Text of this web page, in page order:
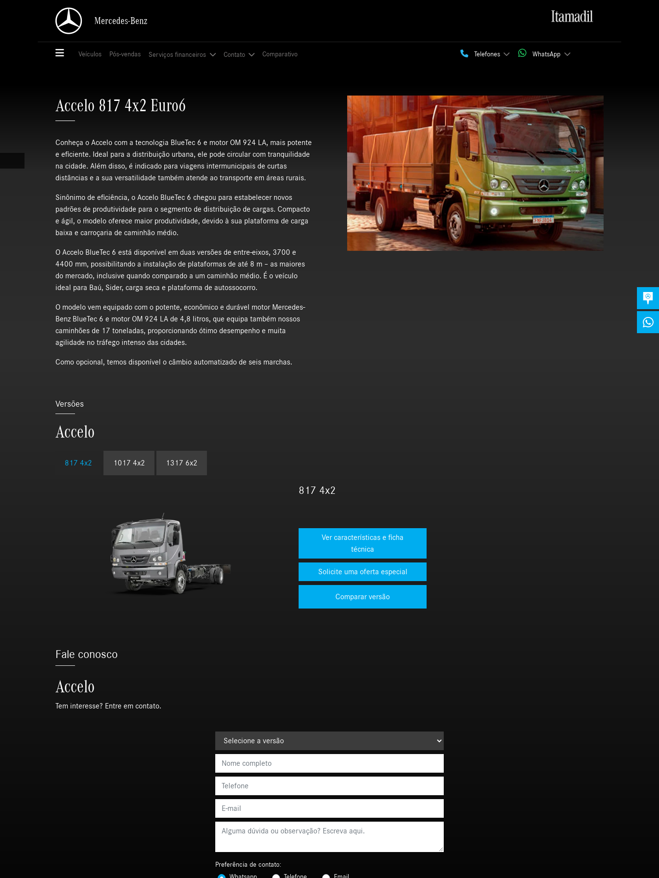
Mercedes-Benz
Veículos Pós-vendas Serviços financeiros Contato Comparativo Telefones WhatsApp
Accelo 817 4x2 Euro6
Conheça o Accelo com a tecnologia BlueTec 6 e motor OM 924 LA, mais potente
e eficiente. Ideal para a distribuição urbana, ele pode circular com tranquilidade
na cidade. Além disso, é indicado para viagens intermunicipais de curtas
distâncias e a sua versatilidade também atende ao transporte em áreas rurais.
Sinônimo de eficiência, o Accelo BlueTec 6 chegou para estabelecer novos
padrões de produtividade para o segmento de distribuição de cargas. Compacto
e ágil, o modelo oferece maior produtividade, devido à sua plataforma de carga
baixa e carroçaria de caminhão médio.
O Accelo BlueTec 6 está disponível em duas versões de entre-eixos, 3700 e
4400 mm, possibilitando a instalação de plataformas de até 8 m – as maiores
do mercado, inclusive quando comparado a um caminhão médio. É o veículo
ideal para Baú, Sider, carga seca e plataforma de autossocorro.
O modelo vem equipado com o potente, econômico e durável motor Mercedes-
Benz BlueTec 6 e motor OM 924 LA de 4,8 litros, que equipa também nossos
caminhões de 17 toneladas, proporcionando ótimo desempenho e muita
agilidade no tráfego intenso das cidades.
Como opcional, temos disponível o câmbio automatizado de seis marchas.
Versões
Accelo
817 4x2 1017 4x2 1317 6x2
817 4x2
Ver características e ficha
técnica
Comparar versão
Fale conosco
Accelo
Tem interesse? Entre em contato.
Preferência de contato:
Mercedes-Benz
Veículos Pós-vendas Serviços financeiros Contato Comparativo Telefones WhatsApp